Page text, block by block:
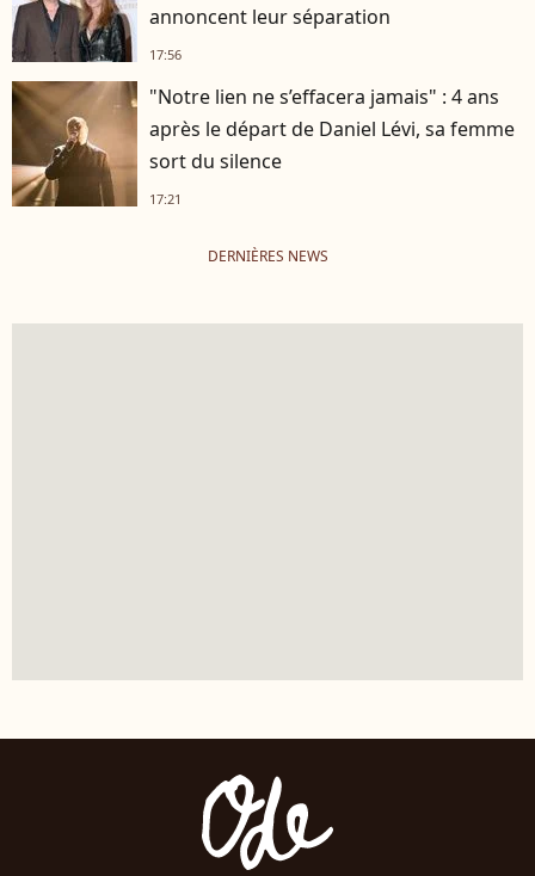
annoncent leur séparation
17:56
"Notre lien ne s’effacera jamais" : 4 ans
après le départ de Daniel Lévi, sa femme
sort du silence
17:21
DERNIÈRES NEWS